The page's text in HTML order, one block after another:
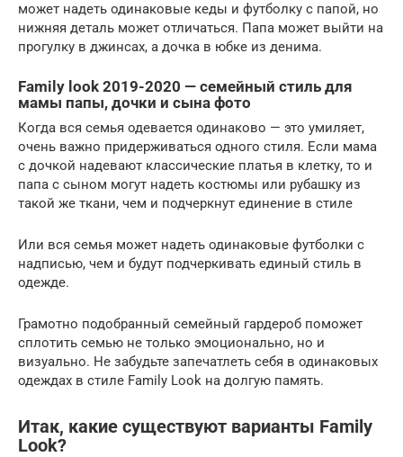
может надеть одинаковые кеды и футболку с папой, но
нижняя деталь может отличаться. Папа может выйти на
прогулку в джинсах, а дочка в юбке из денима.
Family look 2019-2020 — семейный стиль для
мамы папы, дочки и сына фото
Когда вся семья одевается одинаково — это умиляет,
очень важно придерживаться одного стиля. Если мама
с дочкой надевают классические платья в клетку, то и
папа с сыном могут надеть костюмы или рубашку из
такой же ткани, чем и подчеркнут единение в стиле
Или вся семья может надеть одинаковые футболки с
надписью, чем и будут подчеркивать единый стиль в
одежде.
Грамотно подобранный семейный гардероб поможет
сплотить семью не только эмоционально, но и
визуально. Не забудьте запечатлеть себя в одинаковых
одеждах в стиле Family Look на долгую память.
Итак, какие существуют варианты Family
Look?